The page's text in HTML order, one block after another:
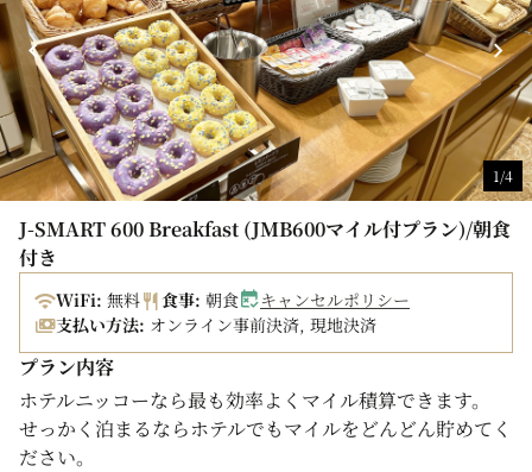
1/4
J-SMART 600 Breakfast (JMB600マイル付プラン)/朝食
付き
WiFi: 無料 食事: 朝食
キャンセルポリシー
支払い方法: オンライン事前決済, 現地決済
プラン内容
ホテルニッコーなら最も効率よくマイル積算できます。
せっかく泊まるならホテルでもマイルをどんどん貯めてく
ださい。